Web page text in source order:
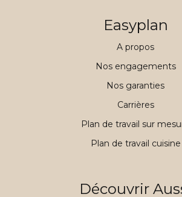
Easyplan
A propos
Nos engagements
Nos garanties
Carrières
Plan de travail sur
Plan de travail cuisine
Découvrir